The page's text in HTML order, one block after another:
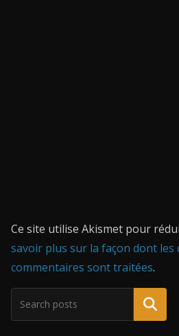
Ce site utilise Akismet pour
savoir plus sur la façon dont les
commentaires sont traitées.